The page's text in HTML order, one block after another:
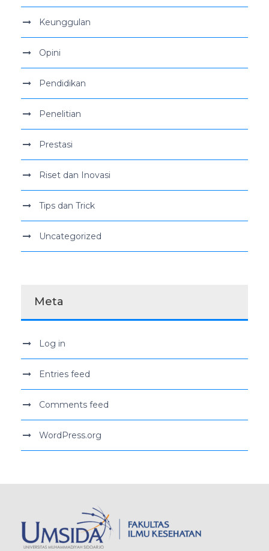
Keunggulan
Opini
Pendidikan
Penelitian
Prestasi
Riset dan Inovasi
Tips dan Trick
Uncategorized
Meta
Log in
Entries feed
Comments feed
WordPress.org